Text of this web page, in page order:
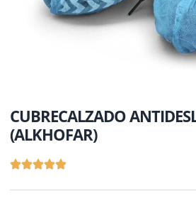
CUBRECALZADO
(ALKHOFAR)